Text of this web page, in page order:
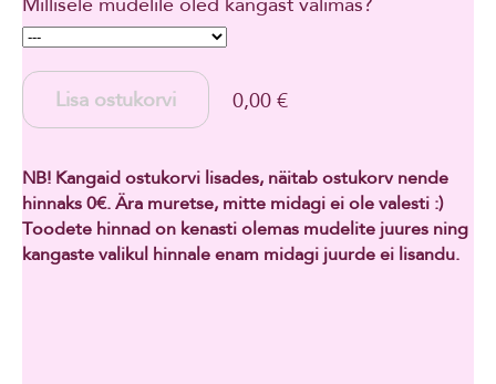
Lisa ostukorvi 0,00 €
NB! Kangaid ostukorvi lisades, näitab ostukorv nende
hinnaks 0€. Ära muretse, mitte midagi ei ole valesti :)
Toodete hinnad on kenasti olemas mudelite juures ning
kangaste valikul hinnale enam midagi juurde ei lisandu.